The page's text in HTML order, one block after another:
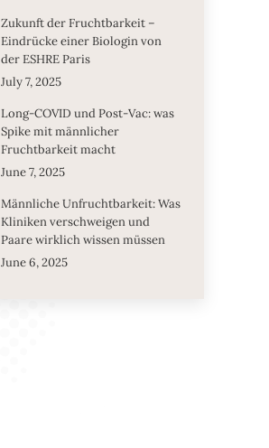
Zukunft der Fruchtbarkeit –
Eindrücke einer Biologin von
der ESHRE Paris
July 7, 2025
Long-COVID und Post-Vac: was
Spike mit männlicher
Fruchtbarkeit macht
June 7, 2025
Männliche Unfruchtbarkeit: Was
Kliniken verschweigen und
Paare wirklich wissen müssen
June 6, 2025